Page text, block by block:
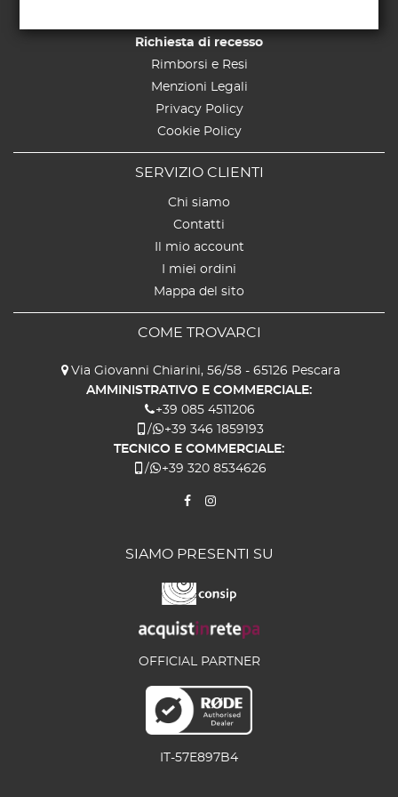
Richiesta di recesso
Rimborsi e Resi
Menzioni Legali
Privacy Policy
Cookie Policy
SERVIZIO CLIENTI
Chi siamo
Contatti
Il mio account
I miei ordini
Mappa del sito
COME TROVARCI
Via Giovanni Chiarini, 56/58 - 65126 Pescara
AMMINISTRATIVO E COMMERCIALE:
+39 085 4511206
/
+39 346 1859193
TECNICO E COMMERCIALE:
/
+39 320 8534626
SIAMO PRESENTI SU
OFFICIAL PARTNER
IT-57E897B4